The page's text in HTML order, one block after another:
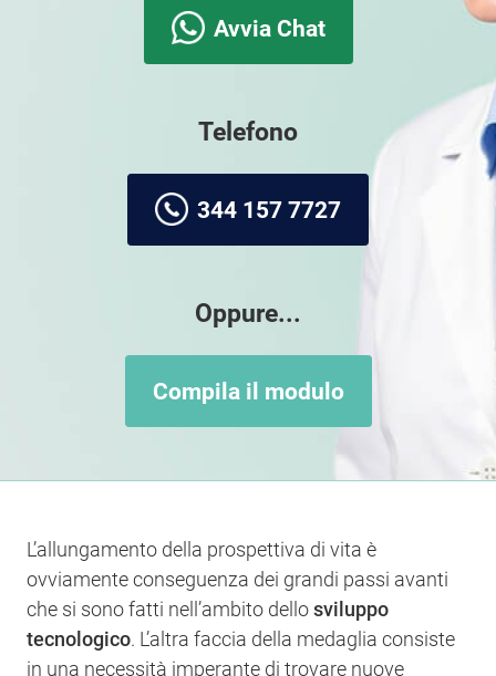
Avvia Chat
Telefono
344 157 7727
Oppure...
Compila il modulo
L’allungamento della prospettiva di vita è
ovviamente conseguenza dei grandi passi avanti
che si sono fatti nell’ambito dellosviluppo
tecnologico. L’altra faccia della medaglia consiste
in una necessità imperante di trovare nuove